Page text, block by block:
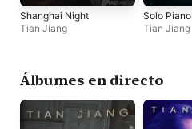
Shanghai Night
Tian Jiang
Solo Piano
Tian Jiang
Álbumes en directo